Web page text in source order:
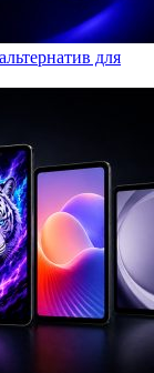
для